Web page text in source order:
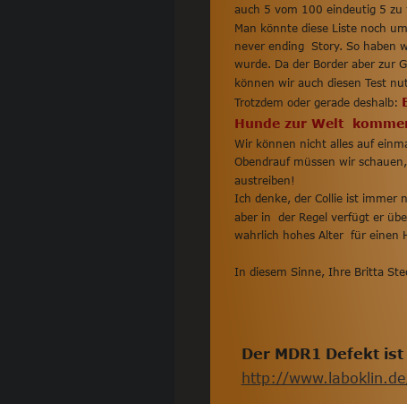
auch 5 vom 100 eindeutig 5 zu
Man könnte diese Liste noch
never ending  Story. So haben
wurde. Da der Border aber zur
können wir auch diesen Test
Trotzdem oder gerade deshalb:
Hunde zur Welt
Wir können nicht alles auf
Obendrauf müssen wir
austreiben!
Ich denke, der Collie ist immer
aber in  der Regel verfügt er
wahrlich hohes Alter  für einen
In diesem Sinne, Ihre Britta
Der MDR1 Defekt
http://